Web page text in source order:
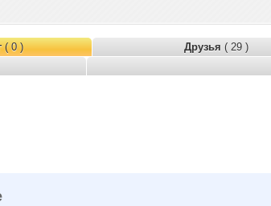
( 0 ) Друзья ( 29 )